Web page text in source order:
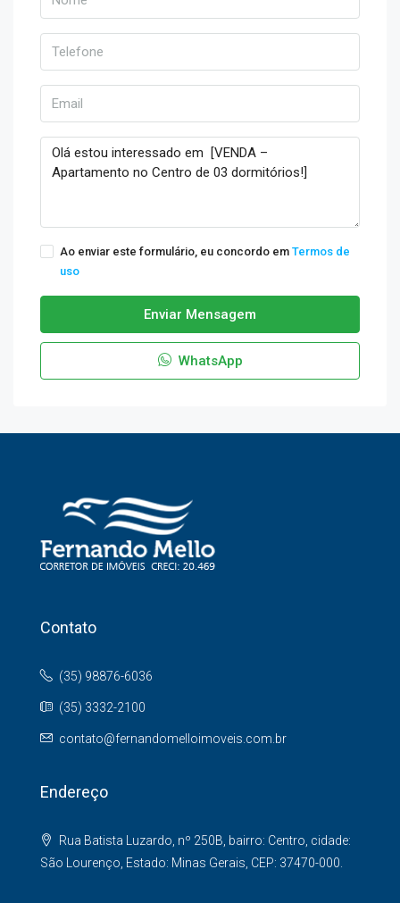
Ao enviar este formulário, eu concordo em Termos de
uso
Enviar Mensagem
WhatsApp
Contato
(35) 98876-6036
(35) 3332-2100
contato@fernandomelloimoveis.com.br
Endereço
Rua Batista Luzardo, nº 250B, bairro: Centro, cidade:
São Lourenço, Estado: Minas Gerais, CEP: 37470-000.